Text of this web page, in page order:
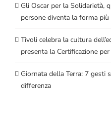
Gli Oscar per la Solidarietà,
persone diventa la forma
Tivoli celebra la cultura
presenta la Certificazione
Giornata della Terra: 7 gesti
differenza